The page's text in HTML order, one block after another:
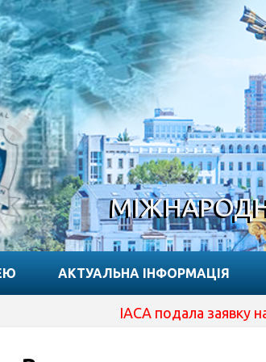
АКТУАЛЬНА ІНФОРМАЦІЯ
IACA подала заявку на